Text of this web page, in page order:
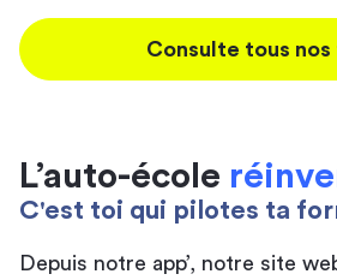
Consulte tous
L’auto-école
C'est toi qui pilotes ta
Depuis notre app’, notre site